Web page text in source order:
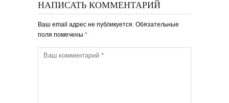
НАПИСАТЬ КОММЕНТАРИЙ
Ваш email адрес не публикуется. Обязательные
поля помечены *